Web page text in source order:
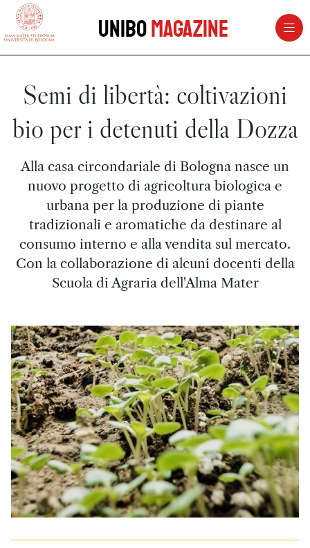
vai al contenuto della pagina
UniboMagazine
Semi di libertà: coltivazioni
bio per i detenuti della Dozza
Alla casa circondariale di Bologna nasce un
nuovo progetto di agricoltura biologica e
urbana per la produzione di piante
tradizionali e aromatiche da destinare al
consumo interno e alla vendita sul mercato.
Con la collaborazione di alcuni docenti della
Scuola di Agraria dell'Alma Mater